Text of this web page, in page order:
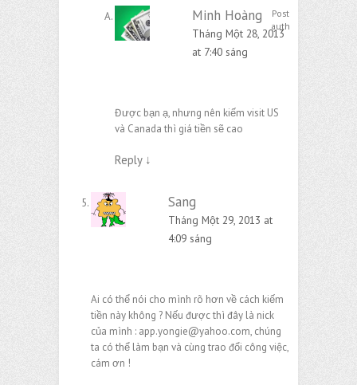
Minh Hoàng
Post
author
Tháng Một 28, 2013
at 7:40 sáng
Được bạn ạ, nhưng nên kiếm visit US
và Canada thì giá tiền sẽ cao
Reply ↓
Sang
Tháng Một 29, 2013 at
4:09 sáng
Ai có thể nói cho mình rõ hơn về cách kiếm
tiền này không ? Nếu được thì đây là nick
của mình : app.yongie@yahoo.com, chúng
ta có thể làm bạn và cùng trao đổi công việc,
cám ơn !